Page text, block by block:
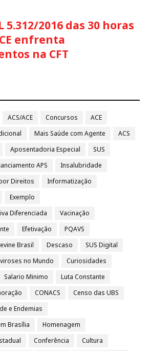
5.312/2016 das 30 horas
enfrenta
na CFT
ACS/ACE Concursos
ACE
Mais Saúde com Agente
ACS
Aposentadoria Especial
SUS
APS
Insalubridade
Direitos
Informatização
Exemplo
Diferenciada
Vacinação
Efetivação
PQAVS
Brasil Descaso
SUS Digital
no Mundo
Curiosidades
Salario Minimo
Luta Constante
CONACS
Censo das UBS
e Endemias
Brasília
Homenagem
Conferência
Cultura